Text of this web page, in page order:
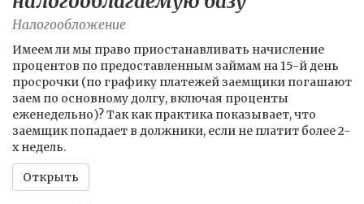
Налогообложение
Имеем ли мы право приостанавливать начисление
процентов по предоставленным займам на 15-й день
просрочки (по графику платежей заемщики погашают
заем по основному долгу, включая проценты
еженедельно)? Так как практика показывает, что
заемщик попадает в должники, если не платит более 2-
х недель.
Открыть